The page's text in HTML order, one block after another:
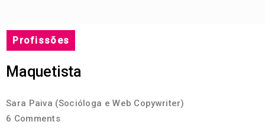
Profissões
Maquetista
Sara Paiva (Socióloga e Web Copywriter)
6 Comments